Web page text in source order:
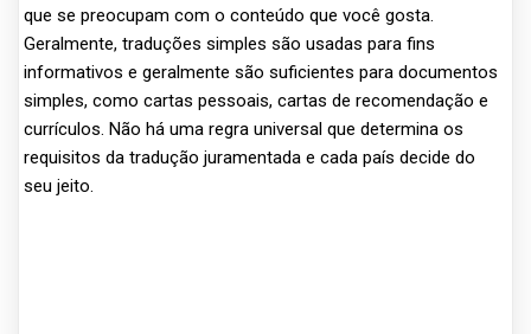
que se preocupam com o conteúdo que você gosta.
Geralmente, traduções simples são usadas para fins
informativos e geralmente são suficientes para documentos
simples, como cartas pessoais, cartas de recomendação e
currículos. Não há uma regra universal que determina os
requisitos da tradução juramentada e cada país decide do
seu jeito.